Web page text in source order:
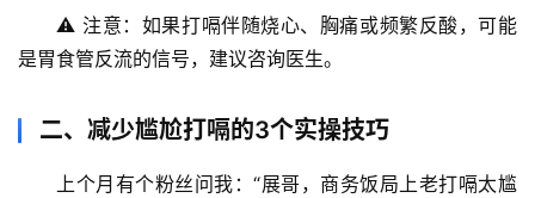
⚠️ 注意：如果打嗝伴随烧心、胸痛或频繁反酸，可能
是胃食管反流的信号，建议咨询医生。
二、减少尴尬打嗝的3个实操技巧
上个月有个粉丝问我：“展哥，商务饭局上老打嗝太尴